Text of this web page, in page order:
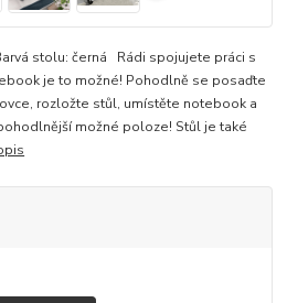
stolu: černá Rádi spojujete práci s
je to možné! Pohodlně se posaďte
rozložte stůl, umístěte notebook a
možné poloze! Stůl je také